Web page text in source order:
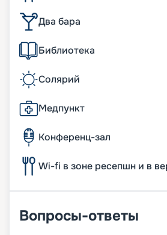
Два бара
Библиотека
Солярий
Медпункт
Конференц-зал
Wi-fi в зоне ресепшн и в
Вопросы-ответы